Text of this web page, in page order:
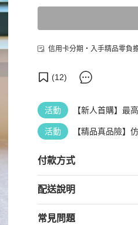
信用卡分期・入手精品零負
(12)
活動 【新人首購】最
活動 【精品真品險】
付款方式
配送說明
常見問題